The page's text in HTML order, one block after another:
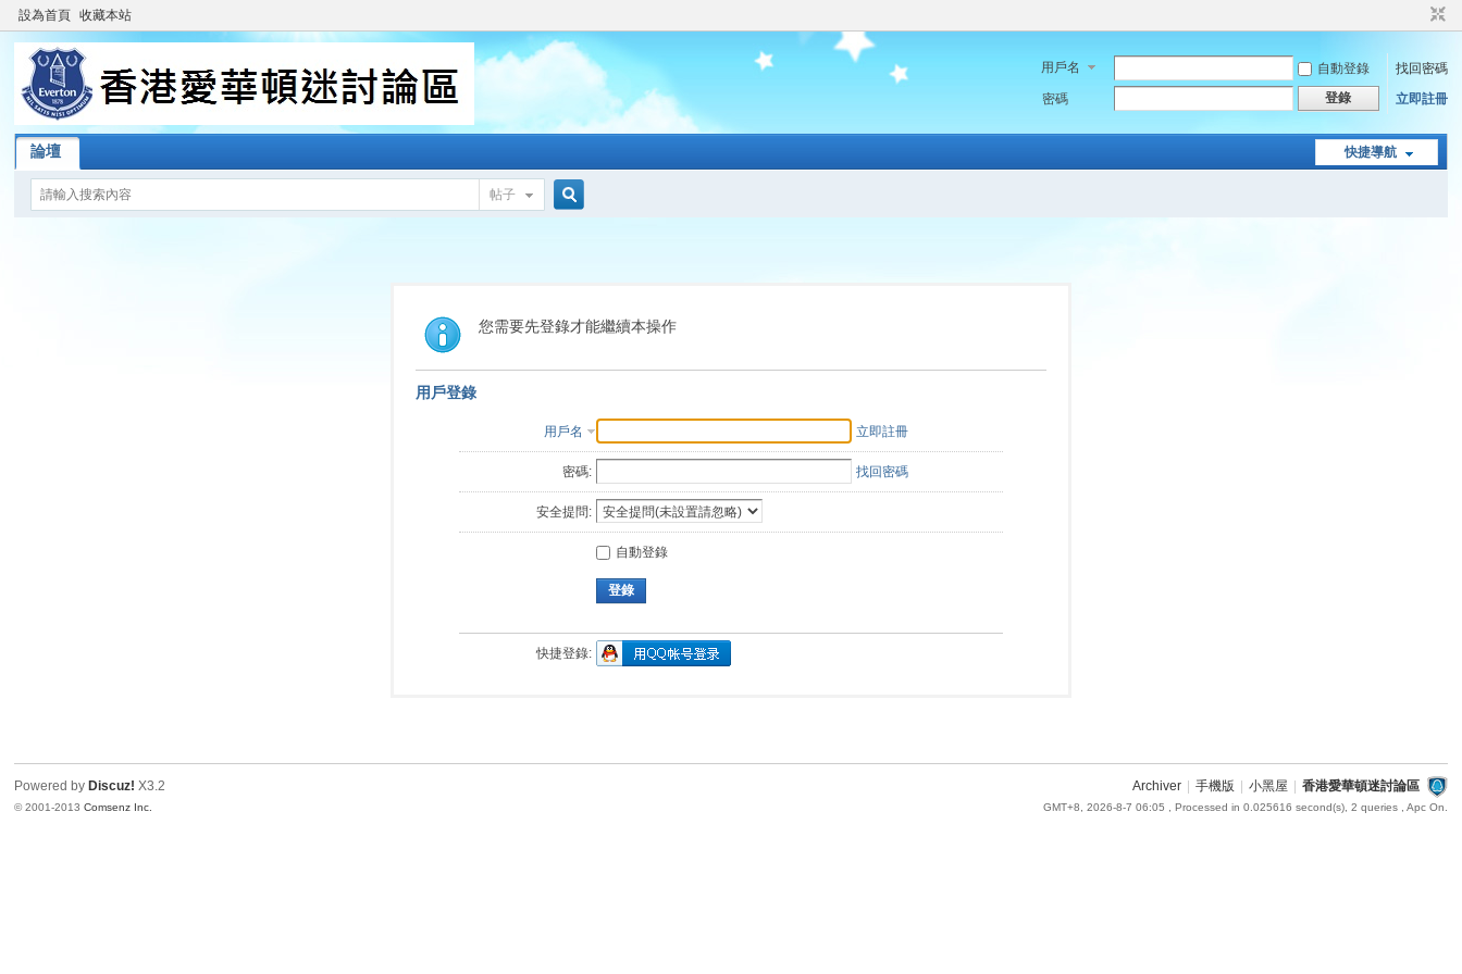
設為首頁 收藏本站
用戶名 自動登錄
找回密碼
密碼
登錄 立即註冊
快捷導航
論壇
帖子
索
您需要先登錄才能繼續本操作
用戶登錄
用戶名 立即註冊
密碼: 找回密碼
安全提問:
自動登錄
登錄
快捷登錄:
Archiver 手機版 小黑屋 香港愛華頓迷討論區
GMT+8, 2026-8-7 06:05 , Processed in 0.025616 second(s), 2 queries , Apc On.
Powered by Discuz! X3.2
© 2001-2013Comsenz Inc.